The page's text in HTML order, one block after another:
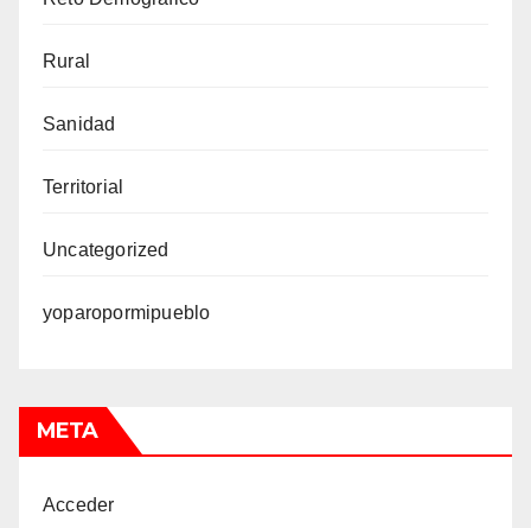
Rural
Sanidad
Territorial
Uncategorized
yoparopormipueblo
META
Acceder